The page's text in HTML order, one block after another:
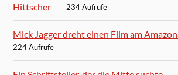
234 Aufrufe
Mick Jagger dreht einen Film am
224 Aufrufe